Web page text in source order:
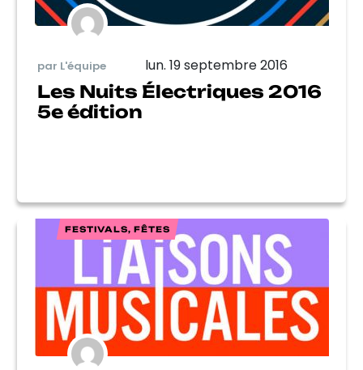
par L'équipe lun. 19 septembre 2016
Les Nuits Électriques 2016
5e édition
FESTIVALS, FÊTES